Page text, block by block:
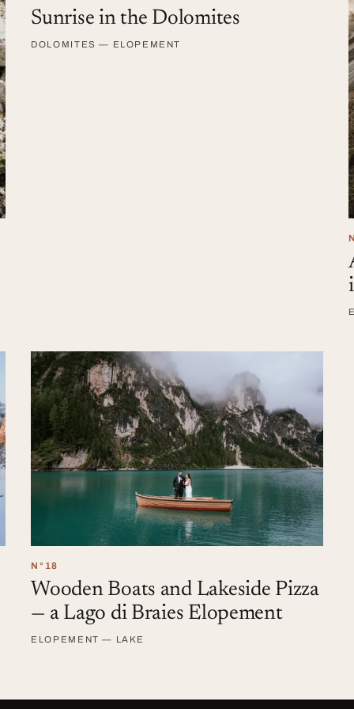
Sunrise in the Dolomites
DOLOMITES — ELOPEMENT
N°18
Wooden Boats and Lakeside Pizza
— a Lago di Braies Elopement
ELOPEMENT — LAKE